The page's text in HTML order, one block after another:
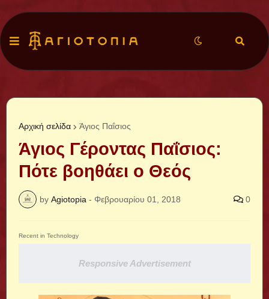
Αρχική σελίδα Άγιος Παΐσιος
Άγιος Γέροντας Παΐσιος:
Πότε βοηθάει ο Θεός
by Agiotopia - Φεβρουαρίου 01, 2018 0
Recent in Technology
Responsive Advertisement